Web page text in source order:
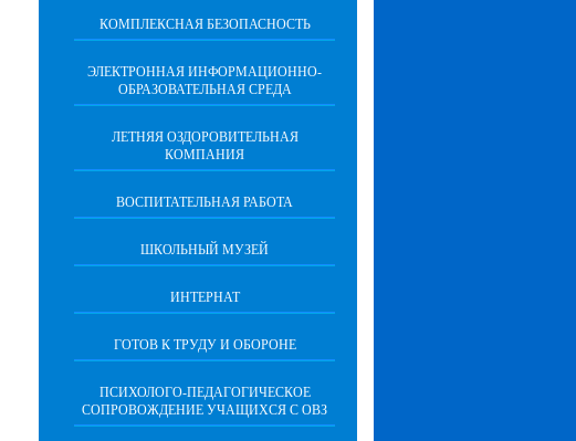
КОМПЛЕКСНАЯ БЕЗОПАСНОСТЬ
ЭЛЕКТРОННАЯ ИНФОРМАЦИОННО-
ОБРАЗОВАТЕЛЬНАЯ СРЕДА
ЛЕТНЯЯ ОЗДОРОВИТЕЛЬНАЯ
КОМПАНИЯ
ВОСПИТАТЕЛЬНАЯ РАБОТА
ШКОЛЬНЫЙ МУЗЕЙ
ИНТЕРНАТ
ГОТОВ К ТРУДУ И ОБОРОНЕ
ПСИХОЛОГО-ПЕДАГОГИЧЕСКОЕ
СОПРОВОЖДЕНИЕ УЧАЩИХСЯ С ОВЗ